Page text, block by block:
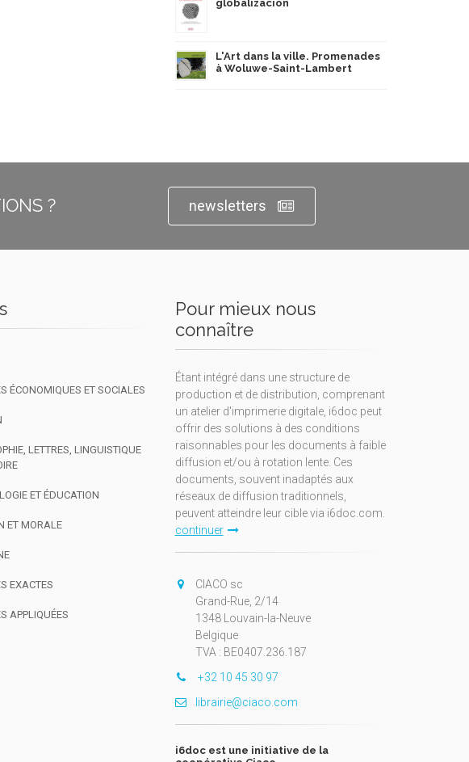
globalización
L'Art dans la ville. Promenades
à Woluwe-Saint-Lambert
? newsletters
ÉCONOMIQUES ET SOCIALES
LETTRES, LINGUISTIQUE
ET ÉDUCATION
ET MORALE
EXACTES
APPLIQUÉES
Pour mieux nous
connaître
Étant intégré dans une structure de
production et de distribution, comprenant
un atelier d'imprimerie digitale, i6doc peut
offrir des solutions à des conditions
raisonnables pour les documents à faible
diffusion et/ou à rotation lente. Ces
documents, souvent inadaptés aux
réseaux de diffusion traditionnels,
peuvent atteindre leur cible via i6doc.com.
continuer
CIACO sc
Grand-Rue, 2/14
1348 Louvain-la-Neuve
Belgique
TVA : BE0407.236.187
+32 10 45 30 97
librairie@ciaco.com
i6doc est une initiative de la